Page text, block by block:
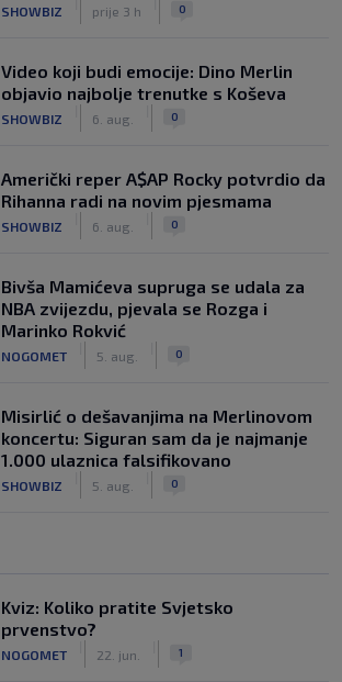
SHOWBIZ prije 3 h 0
Video koji budi emocije: Dino Merlin
objavio najbolje trenutke s Koševa
SHOWBIZ 6. aug. 0
Američki reper A$AP Rocky potvrdio da
Rihanna radi na novim pjesmama
SHOWBIZ 6. aug. 0
Bivša Mamićeva supruga se udala za
NBA zvijezdu, pjevala se Rozga i
Marinko Rokvić
NOGOMET 5. aug. 0
Misirlić o dešavanjima na Merlinovom
koncertu: Siguran sam da je najmanje
1.000 ulaznica falsifikovano
SHOWBIZ 5. aug. 0
Kviz: Koliko pratite Svjetsko
prvenstvo?
NOGOMET 22. jun. 1